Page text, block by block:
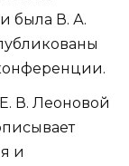
была В. А.
В. Леоновой
и